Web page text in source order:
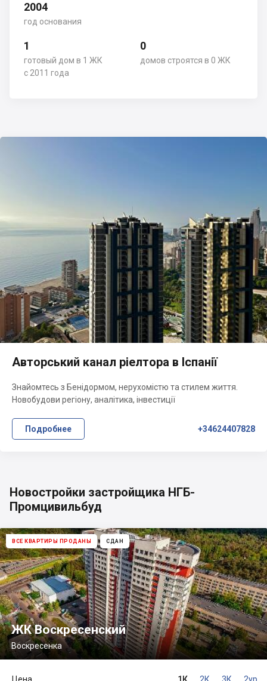
2004
год основания
1
готовый дом в 1 ЖК
с 2011 года
0
домов строятся в 0 ЖК
Авторський канал ріелтора в Іспанії
Знайомтесь з Бенідормом, нерухомістю та стилем життя.
Новобудови регіону, аналітика, інвестиції
Подробнее +34624407828
Новостройки застройщика НГБ-
Промцивильбуд
ВСЕ КВАРТИРЫ ПРОДАНЫ СДАН
ЖК Воскресенский
Воскресенка